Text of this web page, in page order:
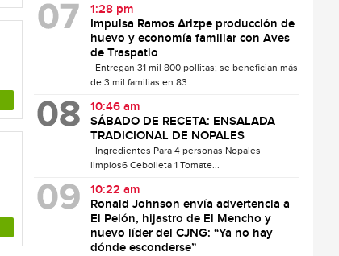
1:28 pm
Impulsa Ramos Arizpe producción de
huevo y economía familiar con Aves
de Traspatio
Entregan 31 mil 800 pollitas; se benefician más
de 3 mil familias en 83...
10:46 am
SÁBADO DE RECETA: ENSALADA
TRADICIONAL DE NOPALES
Ingredientes Para 4 personas Nopales
limpios6 Cebolleta 1 Tomate...
10:22 am
Ronald Johnson envía advertencia a
El Pelón, hijastro de El Mencho y
nuevo líder del CJNG: “Ya no hay
dónde esconderse”